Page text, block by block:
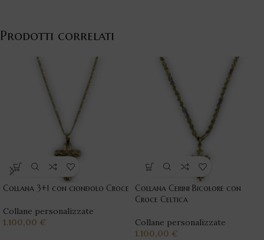
Prodotti correlati
Collana 3+1 con ciondolo Croce
Collane personalizzate
1.100,00 €
Collana Cerini Bicolore con
Croce Celtica
Collane personalizzate
1.100,00 €